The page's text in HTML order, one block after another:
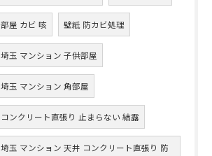
部屋 カビ 咳 壁紙 防カビ処理
埼玉 マンション 子供部屋
埼玉 マンション 角部屋
コンクリート直張り 止まらない 結露
埼玉 マンション 天井 コンクリート直張り 防